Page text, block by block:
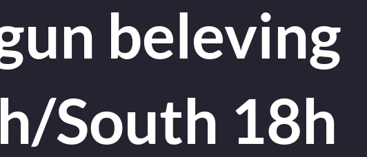
beleving
South 18h